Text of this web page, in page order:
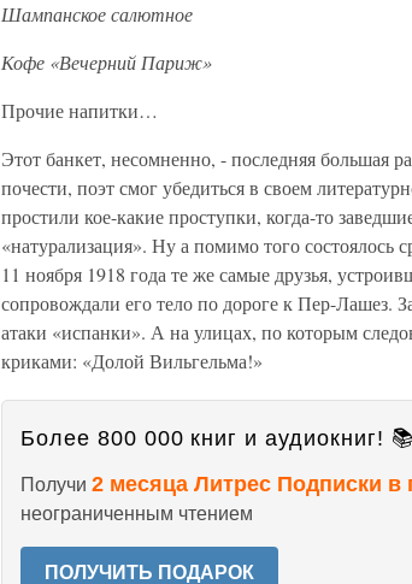
Шампанское салютное
Кофе «Вечерний Париж»
Прочие напитки…
Этот банкет, несомненно, - последняя большая
почести, поэт смог убедиться в своем
простили кое-какие проступки, когда-то
«натурализация». Ну а помимо того
11 ноября 1918 года те же самые друзья,
сопровождали его тело по дороге к Пер-Лашез.
атаки «испанки». А на улицах, по которым
криками: «Долой Вильгельма!»
Более 800 000 книг и аудиокниг! 📚
Получи 2 месяца Литрес Подписки в
неограниченным чтением
ПОЛУЧИТЬ ПОДАРОК